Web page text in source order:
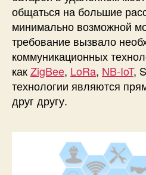
общаться на большие
минимально возможной
требование вызвало
коммуникационных
какZigBee, LoRa, NB-IoT,
технологии являются
друг другу.